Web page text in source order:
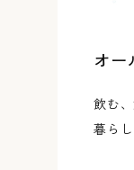
オー
飲む
暮ら